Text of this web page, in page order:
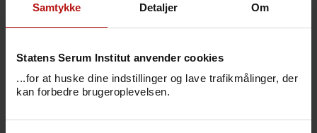
Samtykke Detaljer Om
Statens Serum Institut anvender cookies
...for at huske dine indstillinger og lave trafikmålinger, der
kan forbedre brugeroplevelsen.
Tonga
Her kan du se, hvilke vaccinationer og evt.
forebyggelse mod malaria, der anbefales